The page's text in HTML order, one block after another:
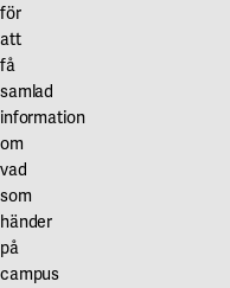
för
att
få
samlad
information
om
vad
som
händer
på
campus